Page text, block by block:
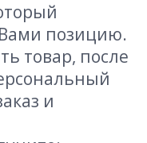
позицию.
товар, после
и